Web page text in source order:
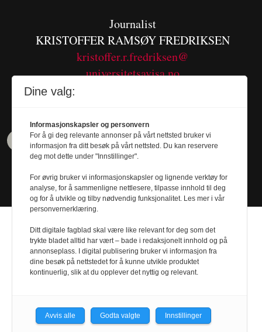
Journalist
KRISTOFFER RAMSØY FREDRIKSEN
kristoffer.r.fredriksen@
universitetsavisa.no
Design byNordström Design- Powered by
Dine valg:
Informasjonskapsler og personvern
For å gi deg relevante annonser på vårt nettsted bruker vi
informasjon fra ditt besøk på vårt nettsted. Du kan reservere
deg mot dette under "Innstillinger".
For øvrig bruker vi informasjonskapsler og lignende verktøy for
analyse, for å sammenligne nettlesere, tilpasse innhold til deg
og for å utvikle og tilby nødvendig funksjonalitet. Les mer i vår
personvernerklæring.
Ditt digitale fagblad skal være like relevant for deg som det
trykte bladet alltid har vært – bade i redaksjonelt innhold og på
annonseplass. I digital publisering bruker vi informasjon fra
dine besøk på nettstedet for å kunne utvikle produktet
kontinuerlig, slik at du opplever det nyttig og relevant.
Avvis alle Godta valgte Innstillinger